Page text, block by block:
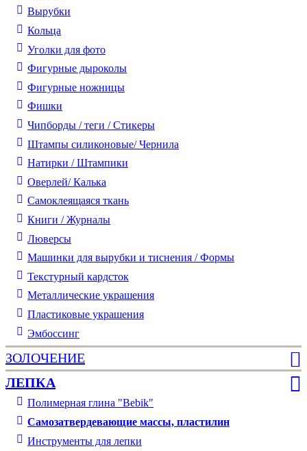
Вырубки
Кольца
Уголки для фото
Фигурные дыроколы
Фигурные ножницы
Фишки
Чипборды / теги / Стикеры
Штампы силиконовые/ Чернила
Натирки / Штампики
Оверлей/ Калька
Самоклеящаяся ткань
Книги / Журналы
Люверсы
Машинки для вырубки и тиснения / Формы
Текстурный кардсток
Металлические украшения
Пластиковые украшения
Эмбоссинг
ЗОЛОЧЕНИЕ
ЛЕПКА
Полимерная глина "Bebik"
Самозатвердевающие массы, пластилин
Инструменты для лепки